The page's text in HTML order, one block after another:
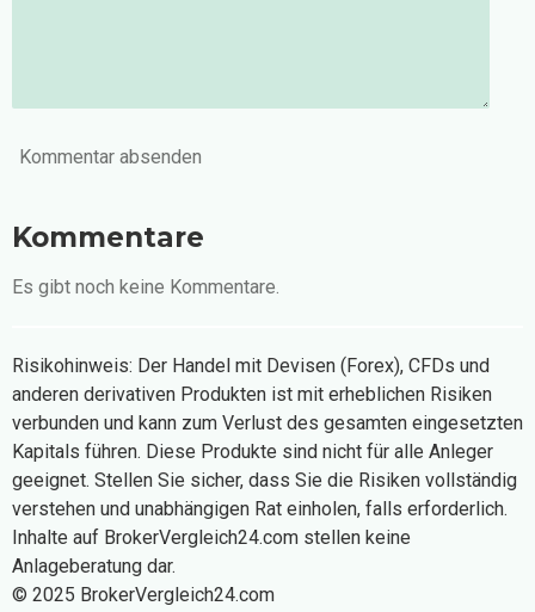
Kommentar absenden
Kommentare
Es gibt noch keine Kommentare.
Risikohinweis: Der Handel mit Devisen (Forex), CFDs und
anderen derivativen Produkten ist mit erheblichen Risiken
verbunden und kann zum Verlust des gesamten eingesetzten
Kapitals führen. Diese Produkte sind nicht für alle Anleger
geeignet. Stellen Sie sicher, dass Sie die Risiken vollständig
verstehen und unabhängigen Rat einholen, falls erforderlich.
Inhalte auf BrokerVergleich24.com stellen keine
Anlageberatung dar.
© 2025 BrokerVergleich24.com